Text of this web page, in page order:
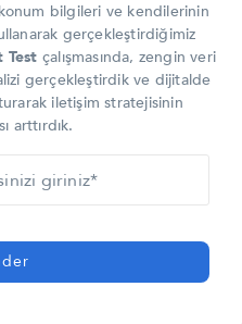
konum bilgileri ve kendilerinin
gerçekleştirdiğimiz
çalışmasında, zengin veri
gerçekleştirdik ve dijitalde
iletişim stratejisinin
arttırdık.